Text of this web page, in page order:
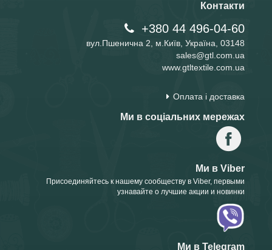
Контакти
+380 44 496-04-60
вул.Пшенична 2, м.Київ, Україна, 03148
sales@gtl.com.ua
www.gtltextile.com.ua
Оплата і доставка
Ми в соціальних мережах
Ми в Viber
Присоединяйтесь к нашему сообществу в Viber, первыми
узнавайте о лучшие акции и новинки
Ми в Telegram